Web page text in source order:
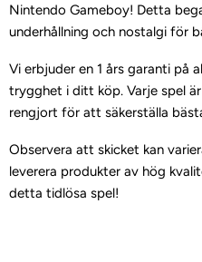
Nintendo Gameboy! Detta
underhållning och nostalgi för
Vi erbjuder en 1 års garanti på
trygghet i ditt köp. Varje spel
rengjort för att säkerställa
Observera att skicket kan
leverera produkter av hög
detta tidlösa spel!